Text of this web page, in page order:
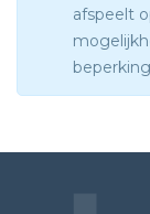
afspeelt